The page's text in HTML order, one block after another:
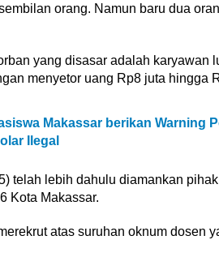
orang. Namun baru dua
yang disasar adalah karyawan
menyetor uang Rp8 juta hingga
Makassar berikan Warning
Ilegal
telah lebih dahulu diamankan
Kota Makassar.
atas suruhan oknum dosen